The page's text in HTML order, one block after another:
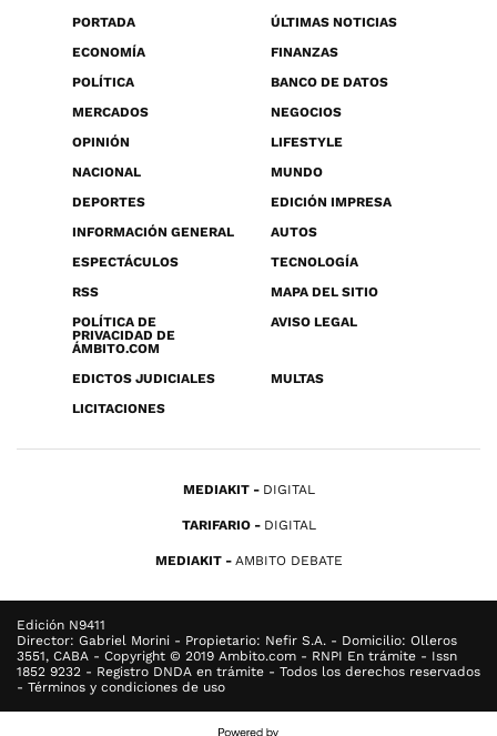
PORTADA
ÚLTIMAS NOTICIAS
ECONOMÍA
FINANZAS
POLÍTICA
BANCO DE DATOS
MERCADOS
NEGOCIOS
OPINIÓN
LIFESTYLE
NACIONAL
MUNDO
DEPORTES
EDICIÓN IMPRESA
INFORMACIÓN GENERAL
AUTOS
ESPECTÁCULOS
TECNOLOGÍA
RSS
MAPA DEL SITIO
POLÍTICA DE
PRIVACIDAD DE
ÁMBITO.COM
AVISO LEGAL
EDICTOS JUDICIALES
MULTAS
LICITACIONES
MEDIAKIT DIGITAL
TARIFARIO DIGITAL
MEDIAKIT AMBITO DEBATE
Edición N9411
Director: Gabriel Morini - Propietario: Nefir S.A. - Domicilio: Olleros
3551, CABA - Copyright © 2019 Ambito.com - RNPI En trámite - Issn
1852 9232 - Registro DNDA en trámite - Todos los derechos reservados
- Términos y condiciones de uso